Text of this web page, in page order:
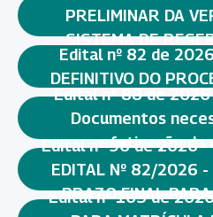
PRELIMINAR DA
SISTEMA DE
Edital nº 82 de
DEFINITIVO DO
Edital nº 88 de 2026
Documentos
efetivação da
Edital nº 96 de 2026 -
EDITAL Nº 82/2026 -
PRAZO FINAL
Edital nº 103 de 2026